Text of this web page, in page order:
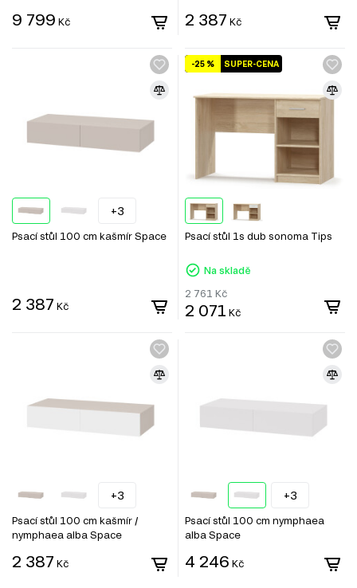
9 799 Kč 2 387 Kč
+3
Psací stůl 100 cm kašmír Space
2 387 Kč
SUPER-CENA
-25 %
Psací stůl 1s dub sonoma Tips
Na skladě
2 761 Kč
2 071 Kč
+3
Psací stůl 100 cm kašmír /
nymphaea alba Space
2 387 Kč
+3
Psací stůl 100 cm nymphaea
alba Space
4 246 Kč